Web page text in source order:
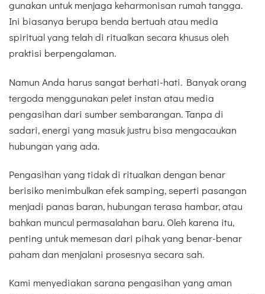
gunakan untuk menjaga keharmonisan rumah tangga.
Ini biasanya berupa benda bertuah atau media
spiritual yang telah di ritualkan secara khusus oleh
praktisi berpengalaman.
Namun Anda harus sangat berhati-hati. Banyak orang
tergoda menggunakan pelet instan atau media
pengasihan dari sumber sembarangan. Tanpa di
sadari, energi yang masuk justru bisa mengacaukan
hubungan yang ada.
Pengasihan yang tidak di ritualkan dengan benar
berisiko menimbulkan efek samping, seperti pasangan
menjadi panas baran, hubungan terasa hambar, atau
bahkan muncul permasalahan baru. Oleh karena itu,
penting untuk memesan dari pihak yang benar-benar
paham dan menjalani prosesnya secara sah.
Kami menyediakan sarana pengasihan yang aman